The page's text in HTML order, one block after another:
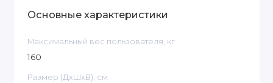
Основные характеристики
Максимальный вес пользователя, кг
160
Размер (ДxШxВ), см